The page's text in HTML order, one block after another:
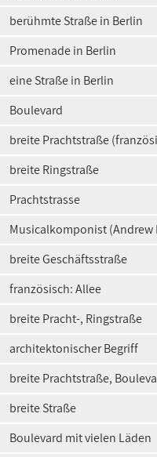
berühmte Straße in Berlin
Promenade in Berlin
eine Straße in Berlin
Boulevard
breite Prachtstraße
breite Ringstraße
Prachtstrasse
Musicalkomponist
breite Geschäftsstraße
französisch: Allee
breite Pracht-, Ringstraße
architektonischer Begriff
breite Prachtstraße,
breite Straße
Boulevard mit vielen Läden